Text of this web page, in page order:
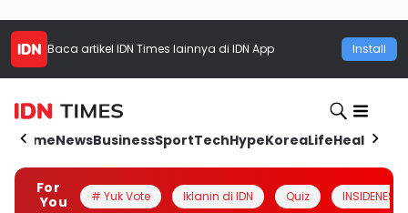
Baca artikel IDN Times lainnya di IDN App Install
HomeNewsBusinessSportTechHypeKoreaLifeHealth
For
You
# Yuk Vote Iklanin di IDN Quiz INSIDENESIA